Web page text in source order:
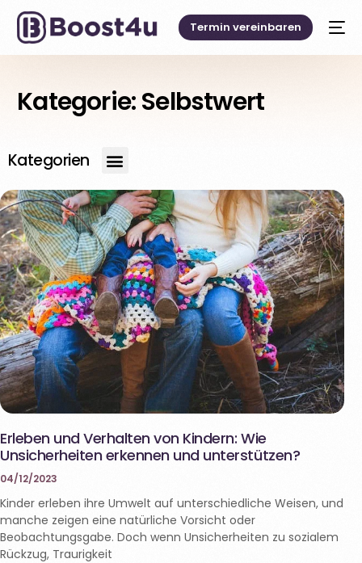
Termin vereinbaren
Kategorie:Selbstwert
Kategorien
Erleben und Verhalten von Kindern: Wie
Unsicherheiten erkennen und unterstützen?
04/12/2023
Kinder erleben ihre Umwelt auf unterschiedliche Weisen, und
manche zeigen eine natürliche Vorsicht oder
Beobachtungsgabe. Doch wenn Unsicherheiten zu sozialem
Rückzug, Traurigkeit
Deutsch